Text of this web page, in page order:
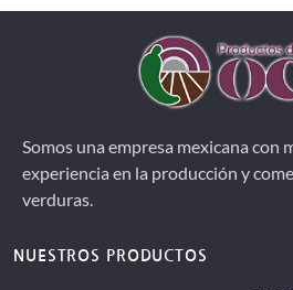
Somos una empresa mexicana con
experiencia en la producción y
verduras.
NUESTROS PRODUCTOS